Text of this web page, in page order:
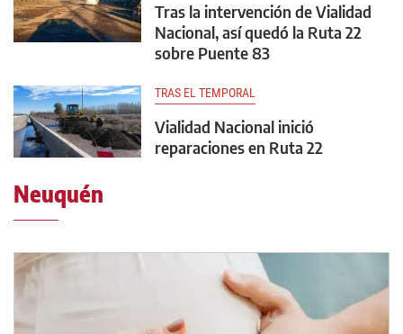
Tras la intervención de Vialidad
Nacional, así quedó la Ruta 22
sobre Puente 83
TRAS EL TEMPORAL
Vialidad Nacional inició
reparaciones en Ruta 22
Neuquén